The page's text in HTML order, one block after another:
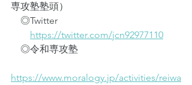
専攻塾塾頭）
◎Twitter
https://twitter.com/jcn92977110
◎令和専攻塾
https://www.moralogy.jp/activities/reiwa